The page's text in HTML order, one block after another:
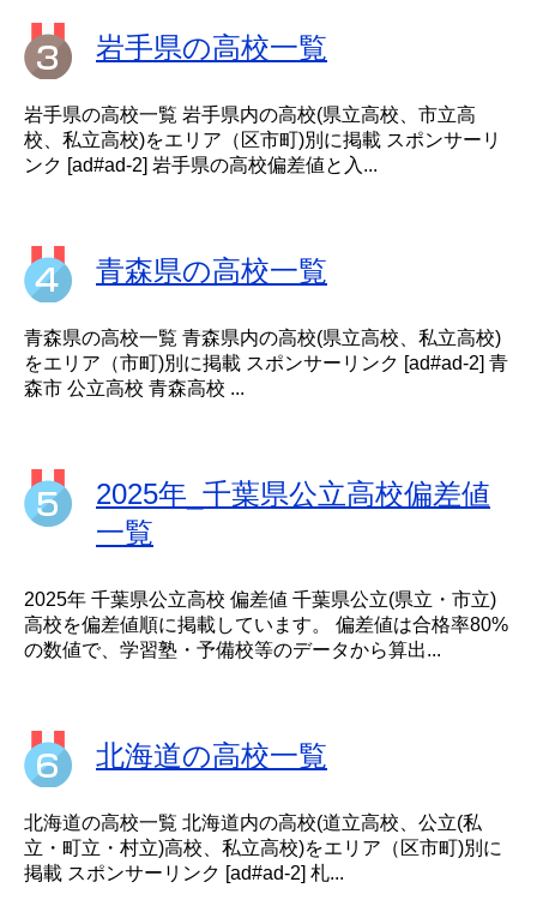
岩手県の高校一覧
岩手県の高校一覧 岩手県内の高校(県立高校、市立高
校、私立高校)をエリア（区市町)別に掲載 スポンサーリ
ンク [ad#ad-2] 岩手県の高校偏差値と入...
青森県の高校一覧
青森県の高校一覧 青森県内の高校(県立高校、私立高校)
をエリア（市町)別に掲載 スポンサーリンク [ad#ad-2] 青
森市 公立高校 青森高校 ...
2025年_千葉県公立高校偏差値
一覧
2025年 千葉県公立高校 偏差値 千葉県公立(県立・市立)
高校を偏差値順に掲載しています。 偏差値は合格率80%
の数値で、学習塾・予備校等のデータから算出...
北海道の高校一覧
北海道の高校一覧 北海道内の高校(道立高校、公立(私
立・町立・村立)高校、私立高校)をエリア（区市町)別に
掲載 スポンサーリンク [ad#ad-2] 札...